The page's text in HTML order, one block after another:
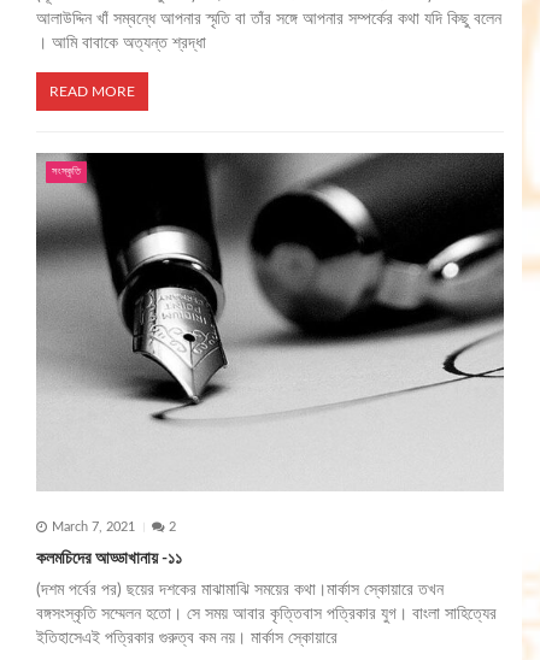
আলাউদ্দিন খাঁ সম্বন্ধে আপনার স্মৃতি বা তাঁর সঙ্গে আপনার সম্পর্কের কথা যদি কিছু বলেন
। আমি বাবাকে অত্যন্ত শ্রদ্ধা
READ MORE
সংস্কৃতি
March 7, 2021 2
কলমচিদের আড্ডাখানায় -১১
(দশম পর্বের পর) ছয়ের দশকের মাঝামাঝি সময়ের কথা।মার্কাস স্কোয়ারে তখন
বঙ্গসংস্কৃতি সম্মেলন হতো। সে সময় আবার কৃত্তিবাস পত্রিকার যুগ। বাংলা সাহিত্যের
ইতিহাসেএই পত্রিকার গুরুত্ব কম নয়। মার্কাস স্কোয়ারে